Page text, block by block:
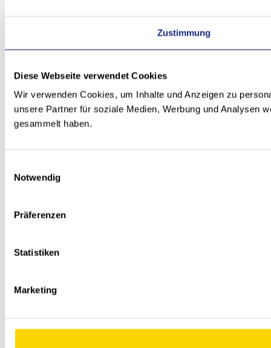
Zustimmung
Diese Webseite verwendet Cookies
Wir verwenden Cookies, um Inhalte und Anzeigen zu
unsere Partner für soziale Medien, Werbung und Analysen
gesammelt haben.
Notwendig
Präferenzen
Statistiken
Marketing